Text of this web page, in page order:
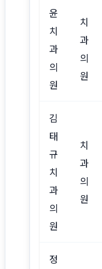
윤
치
과
의
원
치
과
의
원
김
태
규
치
과
의
원
치
과
의
원
정